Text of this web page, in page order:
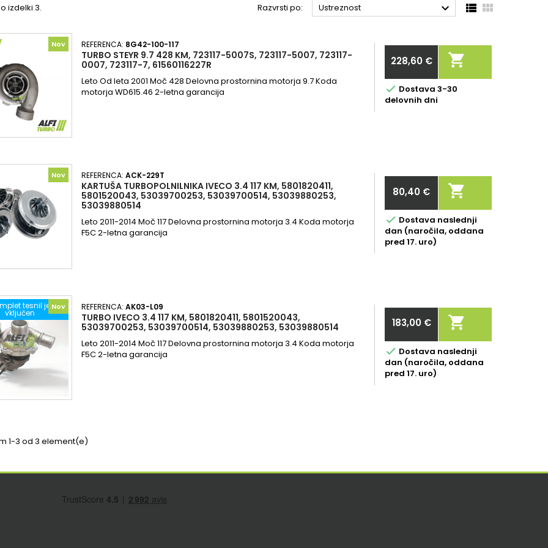
izdelki 3. Razvrsti po: Ustreznost   
Nov REFERENCA: 8G42-100-117
TURBO STEYR 9.7 428 KM, 723117-5007S, 723117-5007, 723117-
0007, 723117-7, 61560116227R
Leto Od leta 2001 Moč 428 Delovna prostornina motorja 9.7 Koda
motorja WD615.46 2-letna garancija
Cena
228,60 € 
 Dostava 3-30
delovnih dni
Nov REFERENCA:ACK-229T
KARTUŠA TURBOPOLNILNIKA IVECO 3.4 117 KM, 5801820411,
5801520043, 53039700253, 53039700514, 53039880253,
53039880514
Leto 2011-2014 Moč 117 Delovna prostornina motorja 3.4 Koda motorja
F5C 2-letna garancija
Cena
80,40 € 
 Dostava naslednji
dan (naročila, oddana
pred 17. uro)
tesnil je
vključen
Nov REFERENCA:AK03-L09
TURBO IVECO 3.4 117 KM, 5801820411, 5801520043,
53039700253, 53039700514, 53039880253, 53039880514
Leto 2011-2014 Moč 117 Delovna prostornina motorja 3.4 Koda motorja
F5C 2-letna garancija
Cena
183,00 € 
 Dostava naslednji
dan (naročila, oddana
pred 17. uro)
1-3 od 3 element(e)